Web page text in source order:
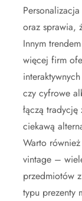
oraz sprawia,
Innym
więcej firm
czy cyfrowe
łączą
ciekawą
Warto
vintage –
przedmiotów
typu prezenty